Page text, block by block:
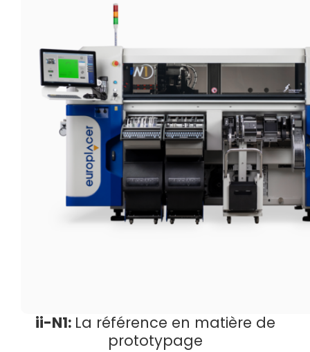
ii-N1: La référence en matière de
prototypage